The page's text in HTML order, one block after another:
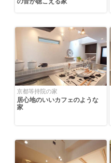
京都等持院の家
居心地のいいカフェのような
家